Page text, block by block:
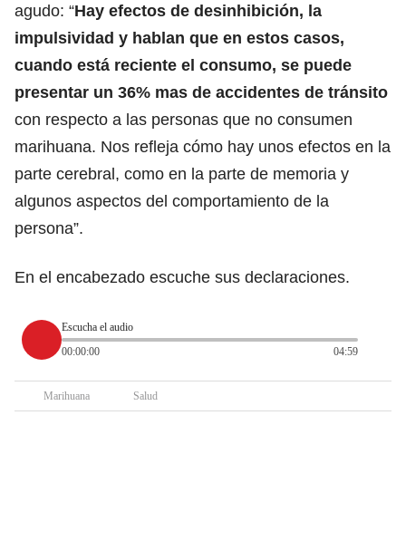
agudo: “Hay efectos de desinhibición, la
impulsividad y hablan que en estos casos,
cuando está reciente el consumo, se puede
presentar un 36% mas de accidentes de tránsito
con respecto a las personas que no consumen
marihuana. Nos refleja cómo hay unos efectos en la
parte cerebral, como en la parte de memoria y
algunos aspectos del comportamiento de la
persona”.
En el encabezado escuche sus declaraciones.
Escucha el audio
00:00:00
04:59
Marihuana Salud